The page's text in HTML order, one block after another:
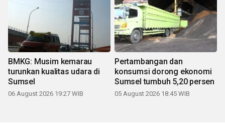
BMKG: Musim kemarau
turunkan kualitas udara di
Sumsel
06 August 2026 19:27 WIB
Pertambangan dan
konsumsi dorong ekonomi
Sumsel tumbuh 5,20 persen
05 August 2026 18:45 WIB